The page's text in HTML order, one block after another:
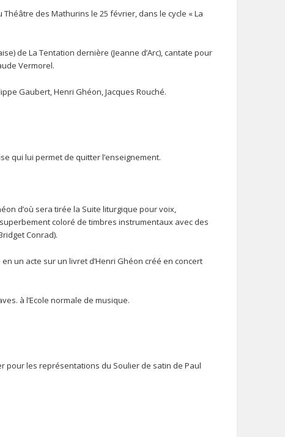
des Mathurins le 25 février, dans le cycle « La
de La Tentation dernière (Jeanne d’Arc), cantate pour
Vermorel.
Gaubert, Henri Ghéon, Jacques Rouché.
qui lui permet de quitter l’enseignement.
d’où sera tirée la Suite liturgique pour voix,
coloré de timbres instrumentaux avec des
Conrad).
un acte sur un livret d’Henri Ghéon créé en concert
à l’Ecole normale de musique.
pour les représentations du Soulier de satin de Paul